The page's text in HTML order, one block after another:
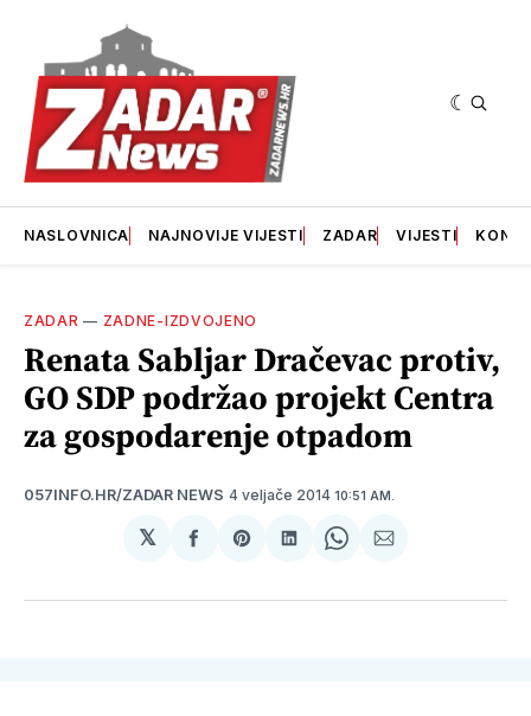
NASLOVNICA NAJNOVIJE VIJESTI ZADAR VIJESTI
ZADAR — ZADNE-IZDVOJENO
Renata Sabljar Dračevac protiv,
GO SDP podržao projekt Centra
za gospodarenje otpadom
057INFO.HR/ZADAR NEWS 4 veljače 2014 10:51 AM.
𝕏
podijeliSharepodijeliSharepodijeli